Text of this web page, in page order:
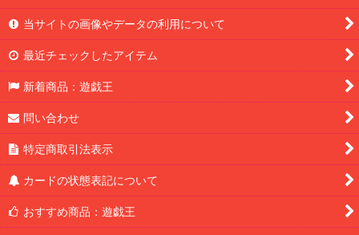
当サイトの画像やデータの利用について
最近チェックしたアイテム
新着商品：遊戯王
問い合わせ
特定商取引法表示
カードの状態表記について
おすすめ商品：遊戯王